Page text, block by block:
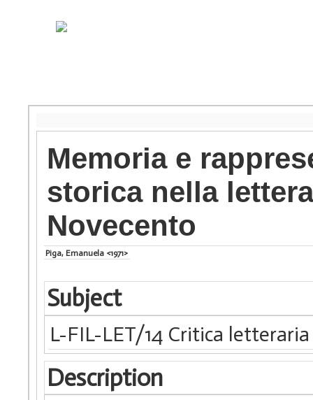
Memoria e
storica nella
Novecento
Piga, Emanuela <1971>
Subject
L-FIL-LET/14 Critica
Description